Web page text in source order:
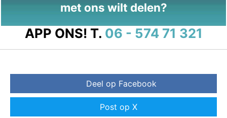
met ons wilt delen?
APP ONS! T. 06 - 574 71 321
Deel op Facebook
Post op X